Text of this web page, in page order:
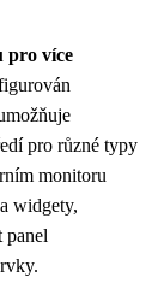
pro více
pro různé typy
monitoru
widgety,
panel